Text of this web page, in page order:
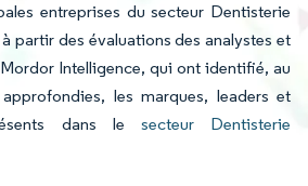
entreprises du secteur Dentisterie
partir des évaluations des analystes et
Intelligence, qui ont identifié, au
les marques, leaders et
dans le secteur Dentisterie